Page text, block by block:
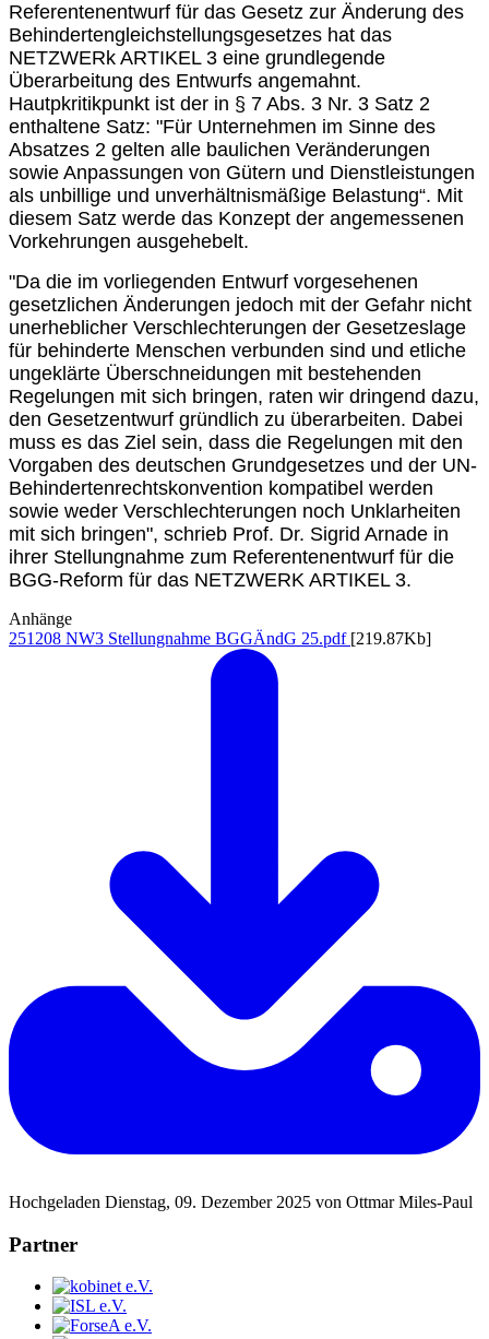
Referentenentwurf für das Gesetz zur Änderung des
Behindertengleichstellungsgesetzes hat das
NETZWERk ARTIKEL 3 eine grundlegende
Überarbeitung des Entwurfs angemahnt.
Hautpkritikpunkt ist der in § 7 Abs. 3 Nr. 3 Satz 2
enthaltene Satz: "Für Unternehmen im Sinne des
Absatzes 2 gelten alle baulichen Veränderungen
sowie Anpassungen von Gütern und Dienstleistungen
als unbillige und unverhältnismäßige Belastung“. Mit
diesem Satz werde das Konzept der angemessenen
Vorkehrungen ausgehebelt.
"Da die im vorliegenden Entwurf vorgesehenen
gesetzlichen Änderungen jedoch mit der Gefahr nicht
unerheblicher Verschlechterungen der Gesetzeslage
für behinderte Menschen verbunden sind und etliche
ungeklärte Überschneidungen mit bestehenden
Regelungen mit sich bringen, raten wir dringend dazu,
den Gesetzentwurf gründlich zu überarbeiten. Dabei
muss es das Ziel sein, dass die Regelungen mit den
Vorgaben des deutschen Grundgesetzes und der UN-
Behindertenrechtskonvention kompatibel werden
sowie weder Verschlechterungen noch Unklarheiten
mit sich bringen", schrieb Prof. Dr. Sigrid Arnade in
ihrer Stellungnahme zum Referentenentwurf für die
BGG-Reform für das NETZWERK ARTIKEL 3.
Anhänge
251208 NW3 Stellungnahme BGGÄndG 25.pdf [219.87Kb]
Hochgeladen Dienstag, 09. Dezember 2025 von Ottmar Miles-Paul
Partner